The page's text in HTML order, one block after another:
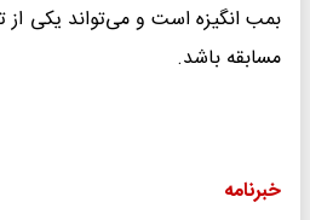
بمب انگیزه است و می‌تواند یکی
مسابقه باشد.
خبرنامه